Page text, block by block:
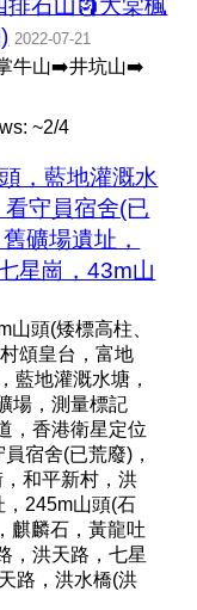
排石山🗿大棠楓
2022-07-21
牛山➡️井坑山➡️
~2/4
，藍地灌溉水
守員宿舍(已
礦場遺址，
星崗，43m山
頭(矮標高柱、
頌皇台，富地
藍地灌溉水塘，
場，測量標記
，香港衛星定位
宿舍(已荒廢)，
和平新村，洪
，245m山頭(石
麒麟石，黃龍吐
，洪天路，七星
路，洪水橋(洪